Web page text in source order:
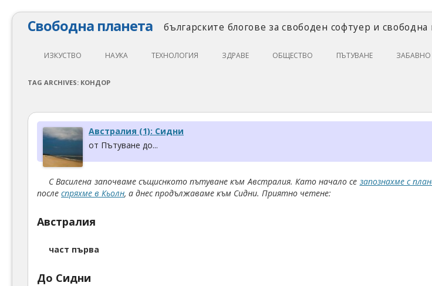
Свободна планета българските блогове за свободен софтуер и свободна
Skip
to
ИЗКУСТВО
КИНО
МУЗИКА
ФОТОГРАФИЯ
НАУКА
ФИЗИКА
ОБРАЗОВАНИЕ
ТЕХНОЛОГИЯ
СВОБОДЕН ХАРДУЕР
ДЖАДЖИ
ЗДРАВЕ ОБЩЕСТВО
ЦИФРОВИ ПРАВА
ПЪТУВАНЕ ЗАБАВНО
TAG ARCHIVES: КОНДОР
Австралия (1): Сидни
от Пътуване до...
С Василена започваме същиснкото пътуване към Австралия. Като начало се запознахме с
послеспряхме в Кьолн, а днес продължаваме към Сидни. Приятно четене:
Австралия
част първа
До Сидни